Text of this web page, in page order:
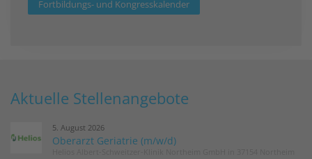
Fortbildungs- und Kongresskalender
Aktuelle Stellenangebote
5. August 2026
Oberarzt Geriatrie (m/w/d)